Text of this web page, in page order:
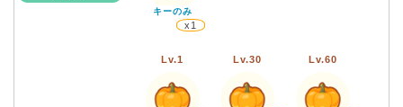
キーのみ
x1
Lv.1 Lv.30 Lv.60